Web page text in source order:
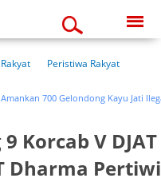
05:08:37 pm
Peristiwa Rakyat
700 Gelondong Kayu Jati Ilegal
Korcab V DJAT
Dharma Pertiwi